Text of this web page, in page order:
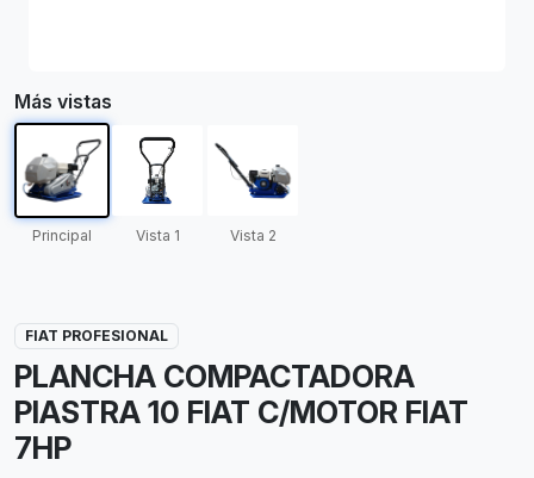
Más vistas
Principal Vista 1 Vista 2
FIAT PROFESIONAL
PLANCHA COMPACTADORA
PIASTRA 10 FIAT C/MOTOR FIAT
7HP